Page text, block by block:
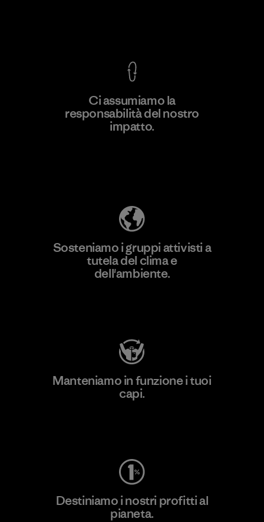
Scopri di più
Ci assumiamo la
responsabilità del nostro
impatto.
Sosteniamo i gruppi attivisti a
tutela del clima e
dell'ambiente.
Manteniamo in funzione i tuoi
capi.
Destiniamo i nostri profitti al
pianeta.